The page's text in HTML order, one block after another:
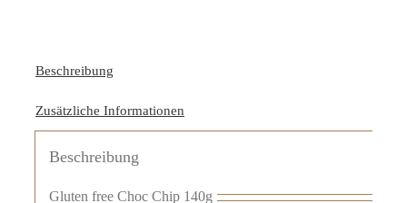
Beschreibung
Zusätzliche Informationen
Beschreibung
Gluten free Choc Chip 140g